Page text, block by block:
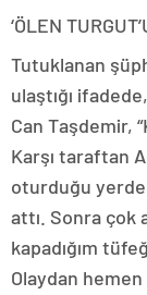
‘ÖLEN
Tutuklanan
ulaştığı
Can Taşdemir,
Karşı taraftan
oturduğu
attı. Sonra çok
kapadığım
Olaydan